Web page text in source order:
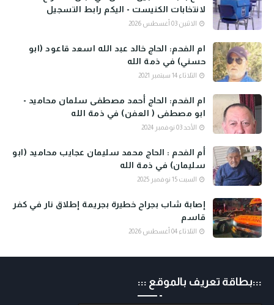
لانتخابات الكنيست - اليكم رابط التسجيل
الاثنين 03 أغسطس 2026
ام الفحم: الحاج خالد عبد الله اسعد قاعود (ابو
حسني) في ذمة الله
الثلاثاء 14 سبتمبر 2021
ام الفحم: الحاج أحمد مصطفى سلمان محاميد -
ابو مصطفى ( العفن) في ذمة الله
الأحد 03 نوفمبر 2024
أم الفحم : الحاج محمد سليمان عجايب محاميد (ابو
سليمان) في ذمة الله
السبت 15 نوفمبر 2025
إصابة شاب بجراح خطيرة بجريمة إطلاق نار في كفر
قاسم
الثلاثاء 04 أغسطس 2026
:::بطاقة تعريف بالموقع :::